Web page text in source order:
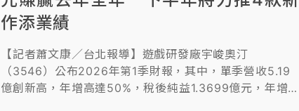
作添業績
【記者蕭文康／台北報導】遊戲研發廠宇峻奧汀
（3546）公布2026年第1季財報，其中，單季營收5.19
億創新高，年增高達50%，稅後純益1.3699億元，年增